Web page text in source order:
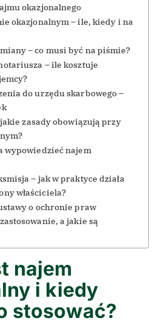
okazjonalnego
okazjonalnym – ile, kiedy i na
– co musi być na piśmie?
– ile kosztuje
do urzędu skarbowego –
jakie zasady obowiązują przy
wypowiedzieć najem
– jak w praktyce działa
właściciela?
o ochronie praw
a jakie są
najem
i kiedy
stosować?